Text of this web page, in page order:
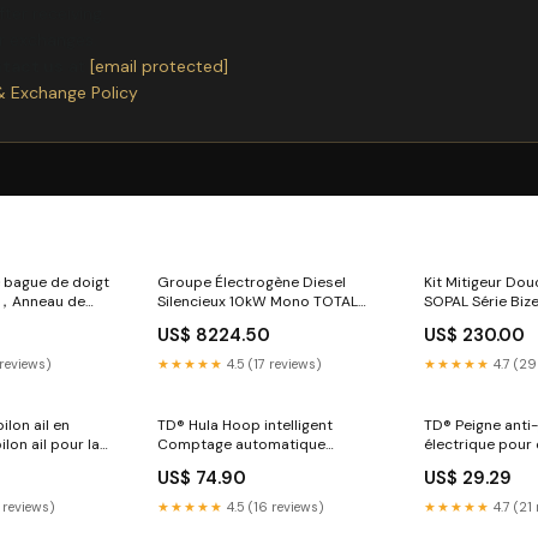
[email protected]
Exchange Policy
bague de doigt
Anneau de
，Universel
Groupe Électrogène Diesel
Silencieux 10kW Mono TOTAL
US$ 8224.50
★★★★★ 4.5 (17 reviews)
Kit Mitigeur
SOPAL Série
Réf. 06D0A04
US$ 230.00
★★★★★ 4.7
ail en
ail pour la
ail
reviews)
TD® Hula Hoop intelligent
Comptage automatique
poids et amincissement du
corps Cerceau d'exercice
US$ 74.90
★★★★★ 4.5 (16 reviews)
TD® Peigne
électrique pour
Peigne contre
EU 220 V - TAM
US$ 29.29
★★★★★ 4.7 (21